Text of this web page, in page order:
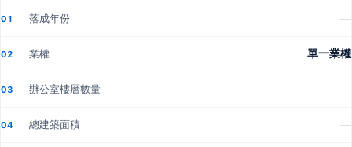
01 落成年份 —
02 業權 單一業權
03 辦公室樓層數量 —
04 總建築面積 —